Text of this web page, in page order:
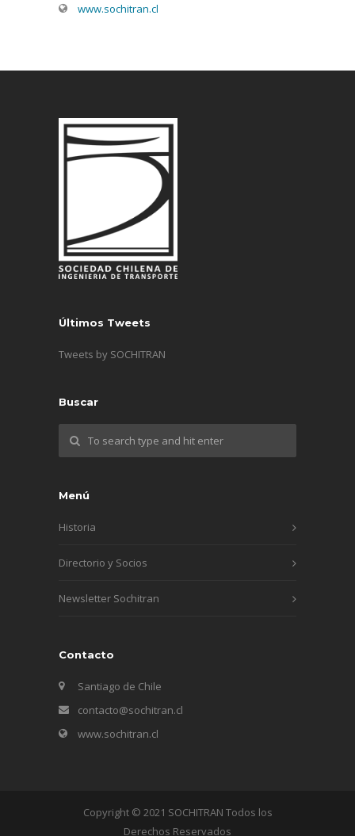
www.sochitran.cl
Últimos Tweets
Tweets by SOCHITRAN
Buscar
Menú
Historia
Directorio y Socios
Newsletter Sochitran
Contacto
Santiago de Chile
contacto@sochitran.cl
www.sochitran.cl
Copyright © 2021 SOCHITRAN Todos los
Derechos Reservados